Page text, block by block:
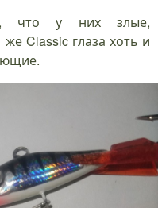
что у них злые,
Classic глаза хоть и